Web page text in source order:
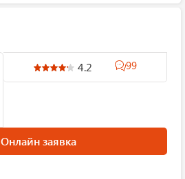
4.2 99
Онлайн заявка